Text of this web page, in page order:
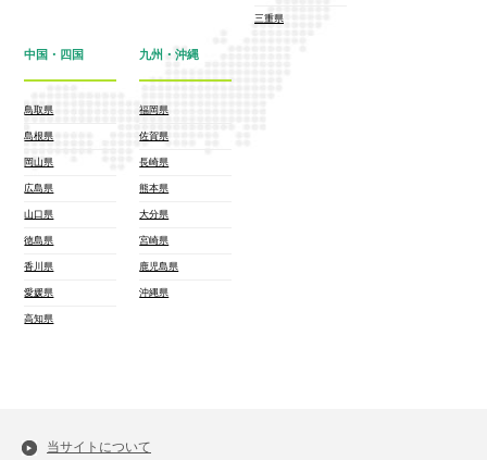
三重県
中国・四国
鳥取県
島根県
岡山県
広島県
山口県
徳島県
香川県
愛媛県
高知県
九州・沖縄
福岡県
佐賀県
長崎県
熊本県
大分県
宮崎県
鹿児島県
沖縄県
当サイトについて